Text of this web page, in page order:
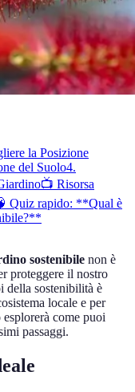
la Posizione
del Suolo4.
📺 Risorsa
Quiz rapido: **Qual è
sostenibile non è
proteggere il nostro
della sostenibilità è
locale e per
come puoi
passaggi.